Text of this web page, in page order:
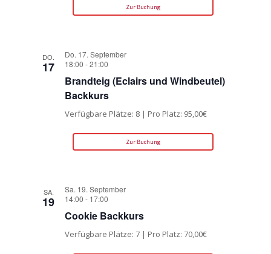
Zur Buchung
DO.
17
Do. 17. September
18:00 -21:00
Brandteig (Eclairs und Windbeutel)
Backkurs
Verfügbare Plätze: 8 | Pro Platz: 95,00€
Zur Buchung
SA.
19
Sa. 19. September
14:00 - 17:00
Cookie Backkurs
Verfügbare Plätze: 7 | Pro Platz: 70,00€